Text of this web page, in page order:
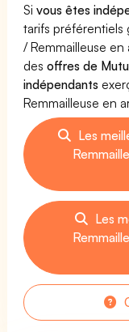
Sivous êtes
tarifs préférentiels
/ Remmailleuse
desoffres de
indépendants
Remmailleuse en
Les
Les